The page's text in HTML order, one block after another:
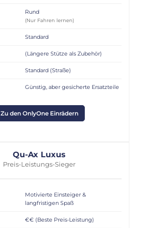
Rund
(Nur Fahren lernen)
Standard
(Längere Stütze als Zubehör)
Standard (Straße)
Günstig, aber gesicherte Ersatzteile
Zu den OnlyOne Einrädern
Qu-Ax Luxus
Preis-Leistungs-Sieger
Motivierte Einsteiger &
langfristigen Spaß
€€ (Beste Preis-Leistung)